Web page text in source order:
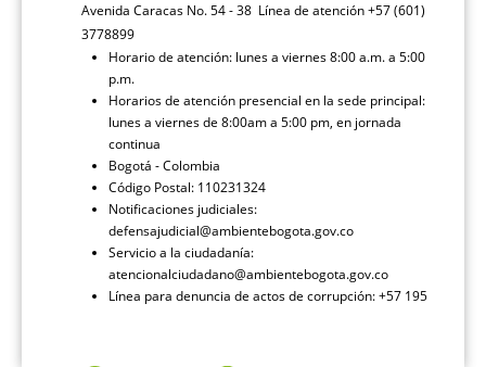
Avenida Caracas No. 54 - 38 Línea de atención +57 (601)
3778899
Horario de atención: lunes a viernes 8:00 a.m. a 5:00
p.m.
Horarios de atención presencial en la sede principal:
lunes a viernes de 8:00am a 5:00 pm, en jornada
continua
Bogotá - Colombia
Código Postal: 110231324
Notificaciones judiciales:
defensajudicial@ambientebogota.gov.co
Servicio a la ciudadanía:
atencionalciudadano@ambientebogota.gov.co
Línea para denuncia de actos de corrupción: +57 195